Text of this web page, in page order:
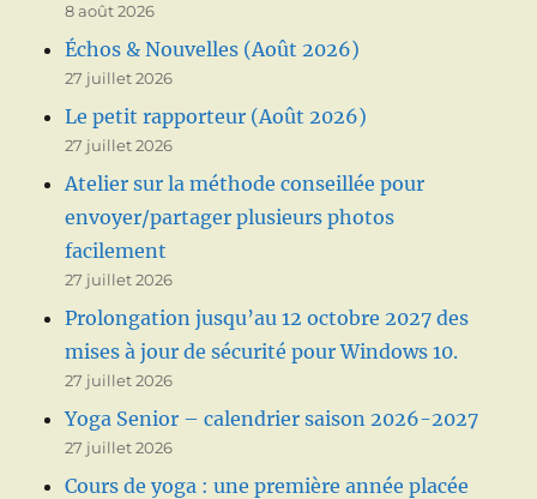
8 août 2026
Échos & Nouvelles (Août 2026)
27 juillet 2026
Le petit rapporteur (Août 2026)
27 juillet 2026
Atelier sur la méthode conseillée pour
envoyer/partager plusieurs photos
facilement
27 juillet 2026
Prolongation jusqu’au 12 octobre 2027 des
mises à jour de sécurité pour Windows 10.
27 juillet 2026
Yoga Senior – calendrier saison 2026-2027
27 juillet 2026
Cours de yoga : une première année placée